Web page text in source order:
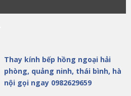
Thay kính bếp hồng ngoại hải
phòng, quảng ninh, thái bình, hà
nội gọi ngay 0982629659